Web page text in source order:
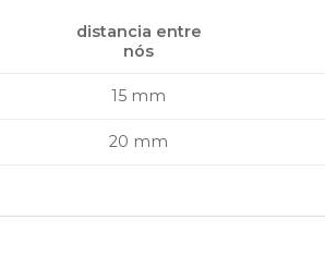
distancia entre
nós
15 mm
20 mm